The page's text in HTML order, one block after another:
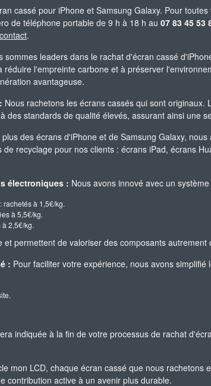
cassé pour iPhone et Samsung Galaxy. Pour
de téléphone portable de 9 h à 18 h au 07 83 45 53
.
sommes leaders dans le rachat d'écran cassé
l'empreinte carbone et à préserver
avantageuse.
Nous rachetons les écrans cassés qui sont
des standards de qualité élevés, assurant ainsi une
plus des écrans d'iPhone et de Samsung Galaxy,
recyclage pour nos clients : écrans iPad, écrans
électroniques : Nous avons innové avec un
à 1,5€/kg.
à 5,5€/kg.
2,5€/kg.
permettent de valoriser des composants autrement
: Pour faciliter votre expérience, nous avons simplifié
indiquée à la fin de votre processus de rachat
mon LCD, chaque écran cassé que nous
contribution active à un avenir plus durable.